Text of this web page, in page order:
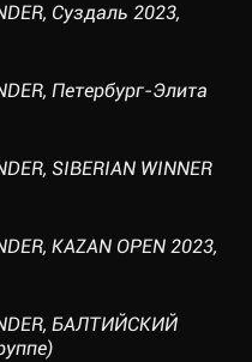
Суздаль 2023,
Петербург-Элита
SIBERIAN WINNER
KAZAN OPEN 2023,
БАЛТИЙСКИЙ